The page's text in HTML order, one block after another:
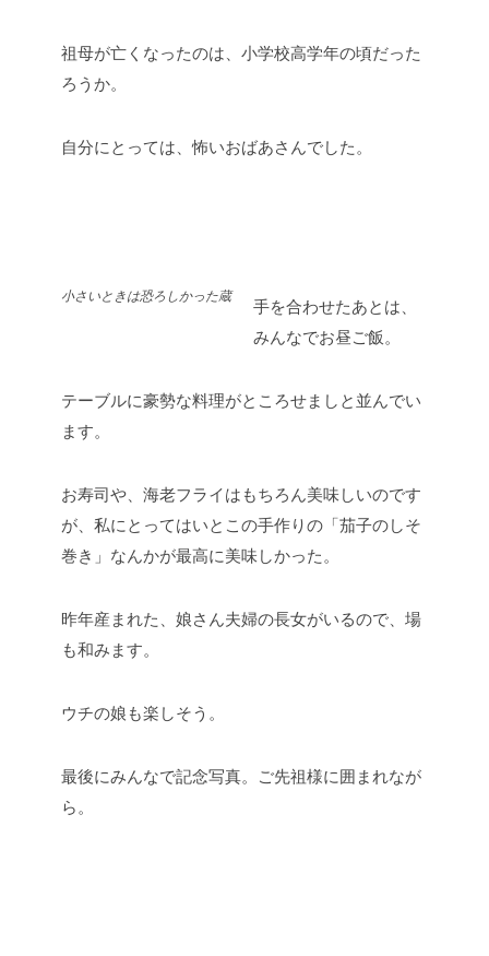
祖母が亡くなったのは、小学校高学年の頃だった
ろうか。
自分にとっては、怖いおばあさんでした。
小さいときは恐ろしかった蔵
手を合わせたあとは、
みんなでお昼ご飯。
テーブルに豪勢な料理がところせましと並んでい
ます。
お寿司や、海老フライはもちろん美味しいのです
が、私にとってはいとこの手作りの「茄子のしそ
巻き」なんかが最高に美味しかった。
昨年産まれた、娘さん夫婦の長女がいるので、場
も和みます。
ウチの娘も楽しそう。
最後にみんなで記念写真。ご先祖様に囲まれなが
ら。